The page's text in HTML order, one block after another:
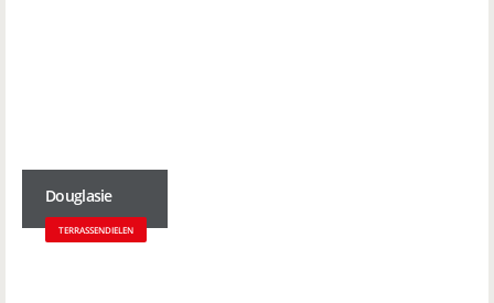
Douglasie
TERRASSENDIELEN